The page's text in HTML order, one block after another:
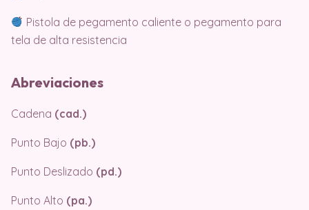
Pistola de pegamento caliente o pegamento para
tela de alta resistencia
Abreviaciones
Cadena (cad.)
Punto Bajo (pb.)
Punto Deslizado (pd.)
Punto Alto (pa.)